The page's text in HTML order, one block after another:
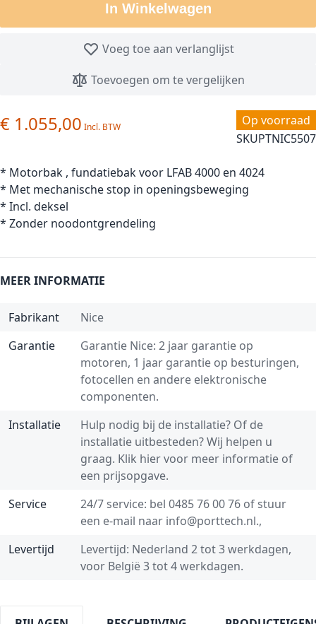
In Winkelwagen
Voeg toe aan verlanglijst
Toevoegen om te vergelijken
Op voorraad
SKUPTNIC5507
€ 1.055,00
* Motorbak , fundatiebak voor LFAB 4000 en 4024
* Met mechanische stop in openingsbeweging
* Incl. deksel
* Zonder noodontgrendeling
MEER INFORMATIE
Fabrikant
Nice
Garantie
Garantie Nice: 2 jaar garantie op
motoren, 1 jaar garantie op besturingen,
fotocellen en andere elektronische
componenten.
Installatie
Hulp nodig bij de installatie? Of de
installatie uitbesteden? Wij helpen u
graag. Klik hier voor meer informatie of
een prijsopgave.
Service
24/7 service: bel 0485 76 00 76 of stuur
een e-mail naar info@porttech.nl.,
Levertijd
Levertijd: Nederland 2 tot 3 werkdagen,
voor België 3 tot 4 werkdagen.